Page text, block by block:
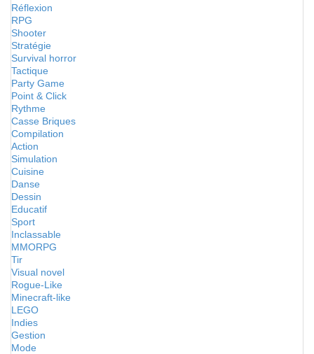
Réflexion
RPG
Shooter
Stratégie
Survival horror
Tactique
Party Game
Point & Click
Rythme
Casse Briques
Compilation
Action
Simulation
Cuisine
Danse
Dessin
Educatif
Sport
Inclassable
MMORPG
Tir
Visual novel
Rogue-Like
Minecraft-like
LEGO
Indies
Gestion
Mode